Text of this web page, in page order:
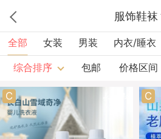
服饰鞋袜
全部 女装 男装 内衣/睡衣
综合排序 包邮 价格区间
C C